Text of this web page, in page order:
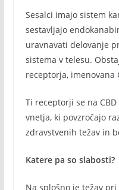
Sesalci imajo sistem
sestavljajo
uravnavati delovanje
sistema v telesu.
receptorja, imenovana
Ti receptorji se na
vnetja, ki povzročajo
zdravstvenih težav in
Katere pa so slabosti?
Na splošno je težav